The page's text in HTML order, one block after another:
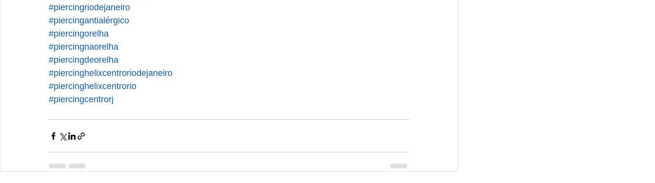
#piercingriodejaneiro
#piercingantialérgico
#piercingorelha
#piercingnaorelha
#piercingdeorelha
#piercinghelixcentroriodejaneiro
#piercinghelixcentrorio
#piercingcentrorj